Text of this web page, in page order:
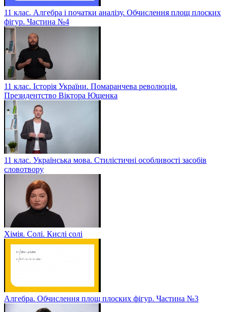
11 клас. Алгебра і початки аналізу. Обчислення площ плоских
фігур. Частина №4
11 клас. Історія України. Помаранчева революція.
Президентство Віктора Ющенка
11 клас. Українська мова. Стилістичні особливості засобів
словотвору
Хімія. Солі. Кислі солі
Алгебра. Обчислення площ плоских фігур. Частина №3